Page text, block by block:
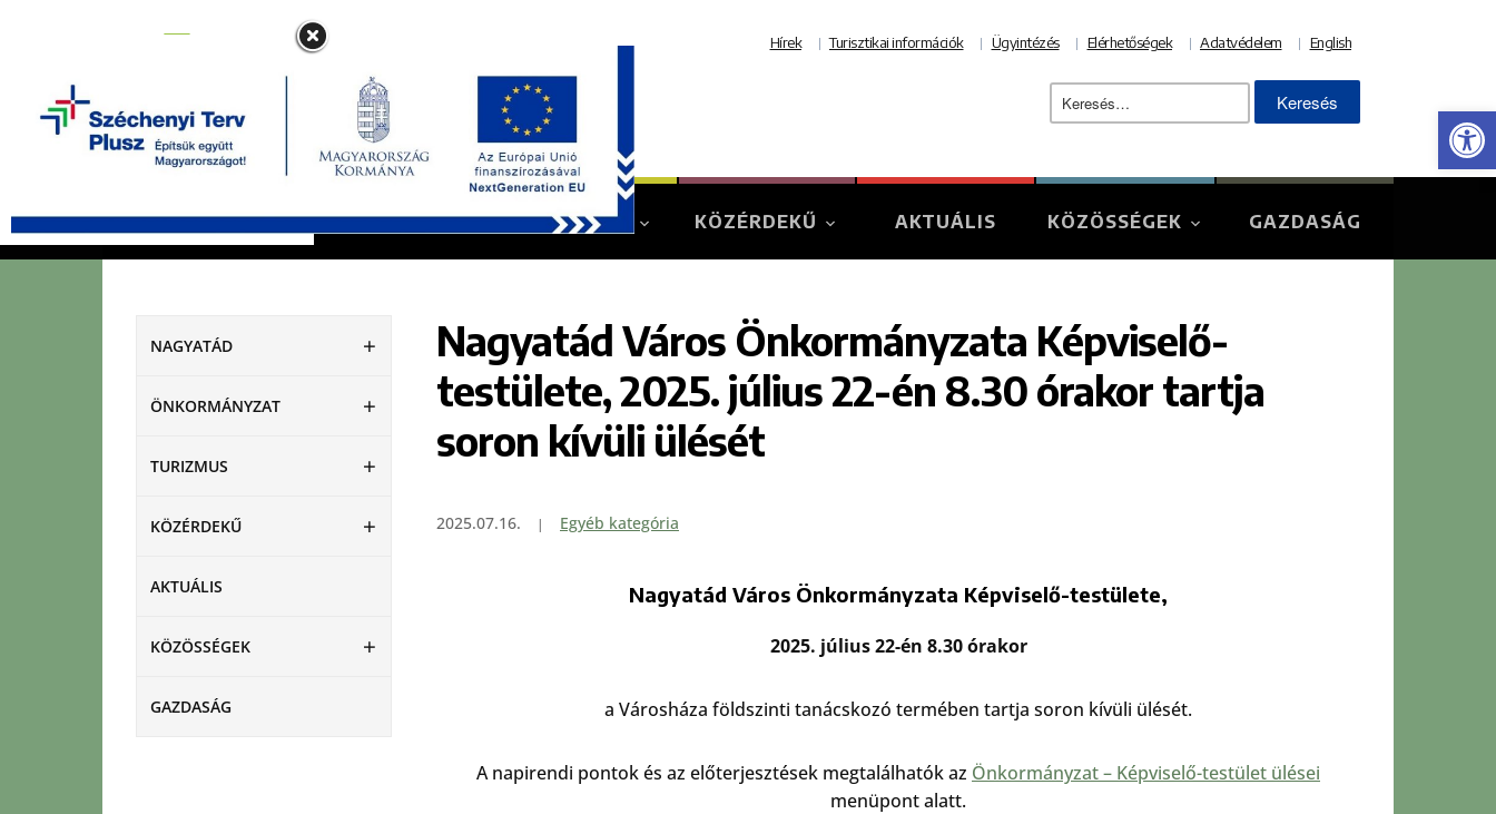
Hírek Turisztikai információk Ügyintézés Elérhetőségek Adatvédelem English
Keresés:
NAGYATÁD ÖNKORMÁNYZAT TURIZMUS KÖZÉRDEKŰ AKTUÁLIS KÖZÖSSÉGEK GAZDASÁG
NAGYATÁD
ÖNKORMÁNYZAT
TURIZMUS
KÖZÉRDEKŰ
AKTUÁLIS
KÖZÖSSÉGEK
GAZDASÁG
Nagyatád Város Önkormányzata Képviselő-
testülete, 2025. július 22-én 8.30 órakor tartja
soron kívüli ülését
2025.07.16. Egyéb kategória
Nagyatád Város Önkormányzata Képviselő-testülete,
2025. július 22-én 8.30 órakor
a Városháza földszinti tanácskozó termében tartja soron kívüli ülését.
A napirendi pontok és az előterjesztések megtalálhatók az Önkormányzat – Képviselő-testület ülései
menüpont alatt.